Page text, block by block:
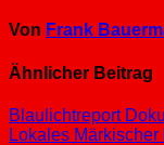
Von Frank
Ähnlicher Beitrag
Blaulichtreport Doku
Lokales Märkischer